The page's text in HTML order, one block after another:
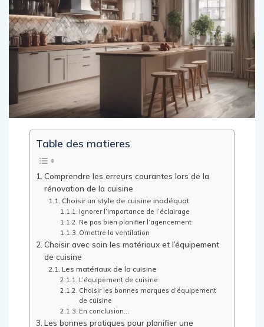
Table des matieres
Comprendre les erreurs courantes lors de la
rénovation de la cuisine
Choisir un style de cuisine inadéquat
Ignorer l’importance de l’éclairage
Ne pas bien planifier l’agencement
Omettre la ventilation
Choisir avec soin les matériaux et l’équipement
de cuisine
Les matériaux de la cuisine
L’équipement de cuisine
Choisir les bonnes marques d’équipement
de cuisine
En conclusion…
Les bonnes pratiques pour planifier une